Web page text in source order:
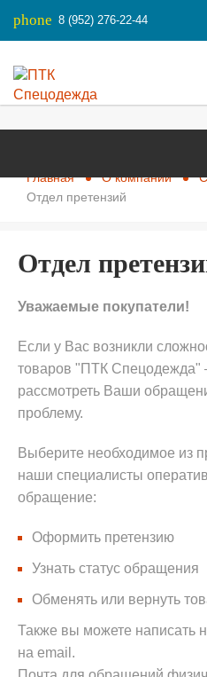
phone 8 (952) 276-22-44
Главная О компании
Отдел претензий
Отдел
Уважаемые покупатели!
Если у Вас возникли
товаров "ПТК Спецодежда"
рассмотреть Ваши
проблему.
Выберите необходимое из
наши специалисты
обращение:
Оформить претензию
Узнать статус обращения
Обменять или вернуть
Также вы можете написать
на email.